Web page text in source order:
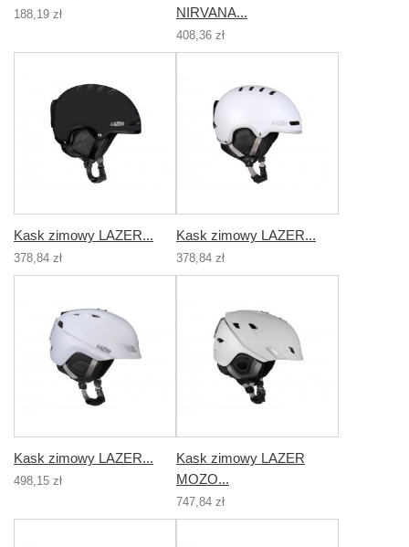
188,19 zł
NIRVANA...
408,36 zł
Kask zimowy LAZER...
378,84 zł
Kask zimowy LAZER...
378,84 zł
Kask zimowy LAZER...
498,15 zł
Kask zimowy LAZER
MOZO...
747,84 zł